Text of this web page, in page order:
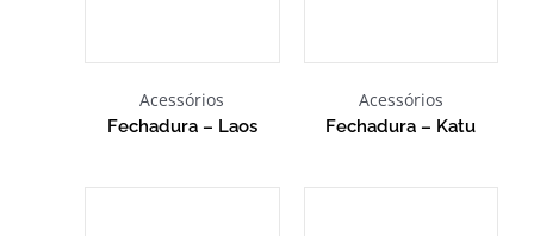
Acessórios
Fechadura – Laos
Acessórios
Fechadura – Katu